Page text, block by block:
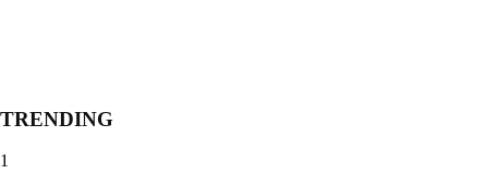
TRENDING
1